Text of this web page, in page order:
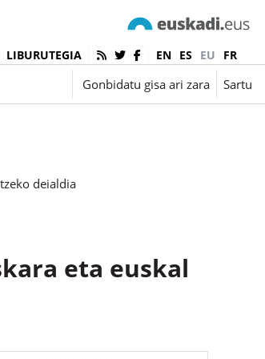
LIBURUTEGIA EN ES EU
FR
Gonbidatu gisa ari zara Sartu
deialdia
eta euskal